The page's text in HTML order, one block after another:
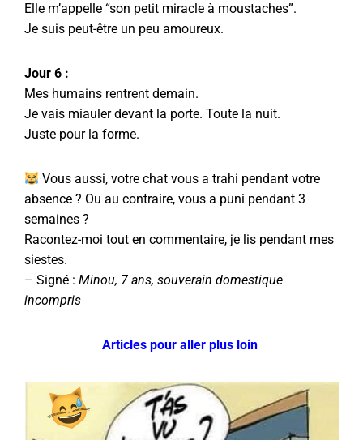
Elle m’appelle “son petit miracle à moustaches”.
Je suis peut-être un peu amoureux.
Jour 6 :
Mes humains rentrent demain.
Je vais miauler devant la porte. Toute la nuit.
Juste pour la forme.
Vous aussi, votre chat vous a trahi pendant votre
absence ? Ou au contraire, vous a puni pendant 3
semaines ?
Racontez-moi tout en commentaire, je lis pendant mes
siestes.
– Signé : Minou, 7 ans, souverain domestique
incompris
Articles pour aller plus loin